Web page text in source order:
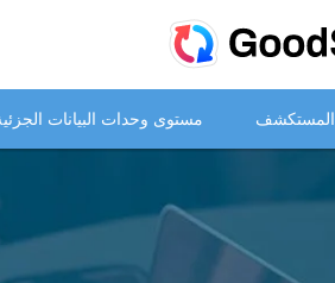
مستوى وحدات البيانات المستكشف